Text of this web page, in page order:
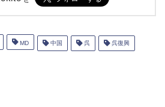
MD 中国 呉 呉復興